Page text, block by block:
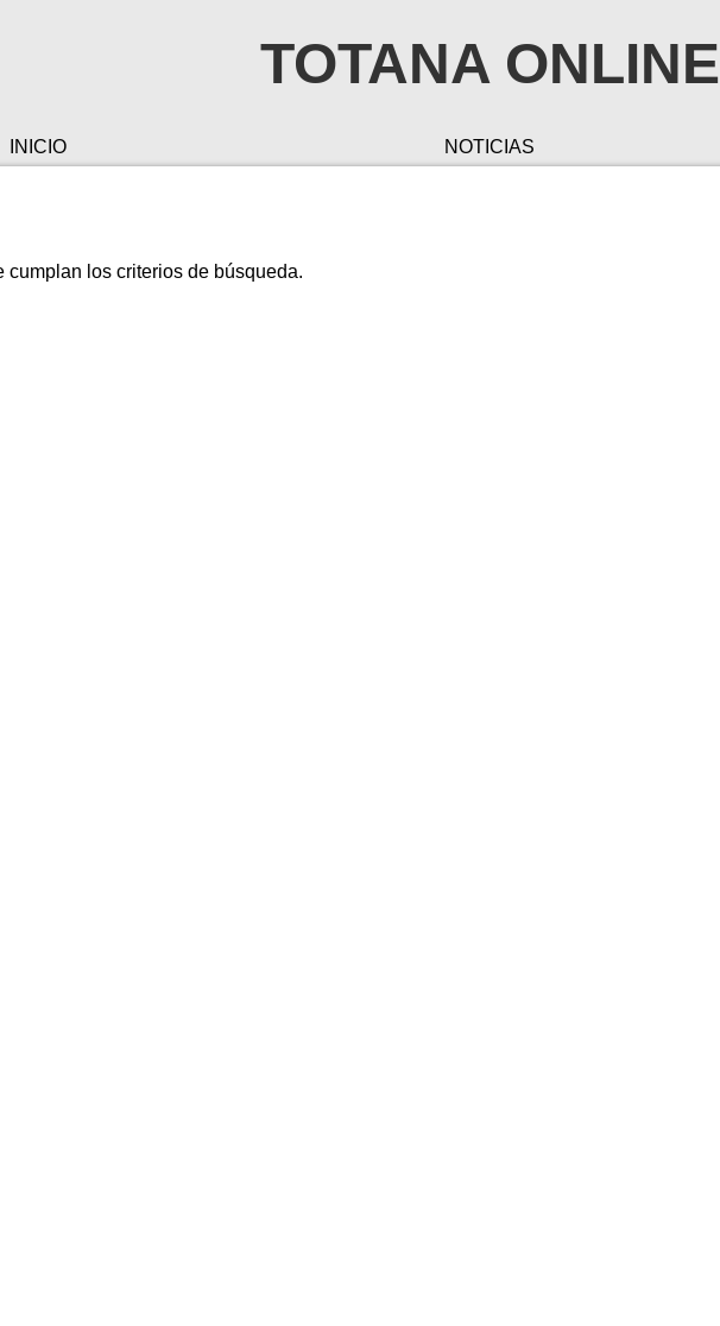
TOTANA ONLINE
INICIO NOTICIAS
cumplan los criterios de búsqueda.